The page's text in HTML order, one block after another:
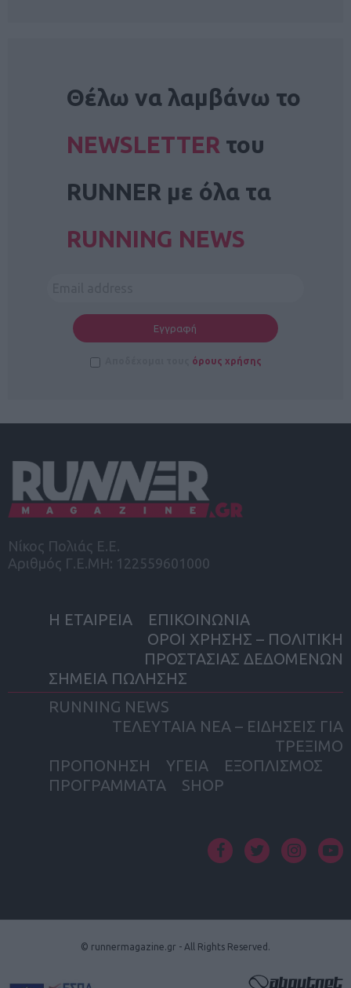
Θέλω να λαμβάνω το
NEWSLETTER του
RUNNER με όλα τα
RUNNING NEWS
όρους χρήσης
Νίκος Πολιάς Ε.Ε.
Αριθμός Γ.Ε.ΜΗ: 122559601000
Η ΕΤΑΙΡΕΙΑ
ΕΠΙΚΟΙΝΩΝΙΑ
ΟΡΟΙ ΧΡΗΣΗΣ – ΠΟΛΙΤΙΚΗ
ΠΡΟΣΤΑΣΙΑΣ ΔΕΔΟΜΕΝΩΝ
ΣΗΜΕΙΑ ΠΩΛΗΣΗΣ
RUNNING NEWS
ΤΕΛΕΥΤΑΙΑ ΝΕΑ – ΕΙΔΗΣΕΙΣ ΓΙΑ
ΤΡΕΞΙΜΟ
ΠΡΟΠΟΝΗΣΗ
ΥΓΕΙΑ
ΕΞΟΠΛΙΣΜΟΣ
ΠΡΟΓΡΑΜΜΑΤΑ
SHOP
© runnermagazine.gr - All Rights Reserved.